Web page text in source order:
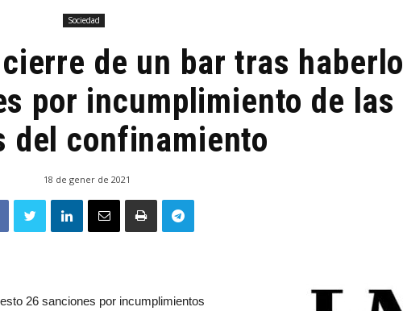
Sociedad
de un bar tras haberlo
por incumplimiento de las
del confinamiento
18 de gener de 2021
26 sanciones por incumplimientos